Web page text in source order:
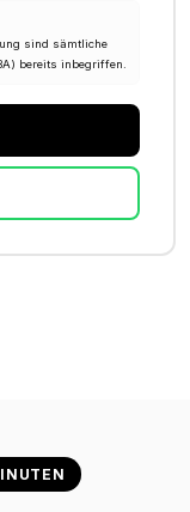
sind sämtliche
bereits inbegriffen.